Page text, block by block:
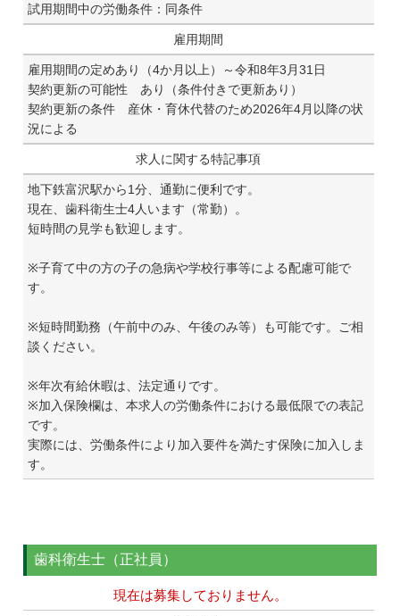
試用期間中の労働条件：同条件
雇用期間
雇用期間の定めあり（4か月以上）～令和8年3月31日
契約更新の可能性 あり（条件付きで更新あり）
契約更新の条件 産休・育休代替のため2026年4月以降の状
況による
求人に関する特記事項
地下鉄富沢駅から1分、通勤に便利です。
現在、歯科衛生士4人います（常勤）。
短時間の見学も歓迎します。
※子育て中の方の子の急病や学校行事等による配慮可能で
す。
※短時間勤務（午前中のみ、午後のみ等）も可能です。ご相
談ください。
※年次有給休暇は、法定通りです。
※加入保険欄は、本求人の労働条件における最低限での表記
です。
実際には、労働条件により加入要件を満たす保険に加入しま
す。
歯科衛生士（正社員）
現在は募集しておりません。